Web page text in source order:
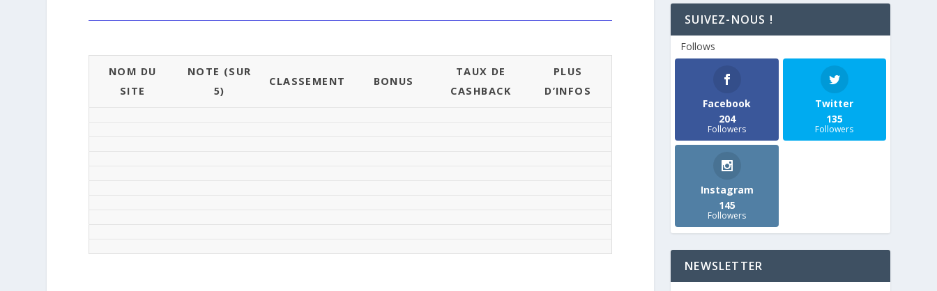
NOM DU
SITE
NOTE (SUR
5)
CLASSEMENT BONUS
TAUX DE
CASHBACK
PLUS
D’INFOS
SUIVEZ-NOUS !
Follows
Facebook
204
Followers
Twitter
135
Followers
Instagram
145
Followers
NEWSLETTER